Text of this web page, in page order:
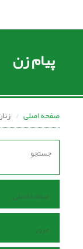
پیام زن
صفحه اصلی
صفحه اصلی
مرور